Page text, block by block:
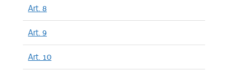
Art. 8
Art. 9
Art. 10